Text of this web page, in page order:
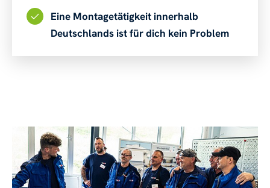
Eine Montagetätigkeit innerhalb
Deutschlands ist für dich kein Problem